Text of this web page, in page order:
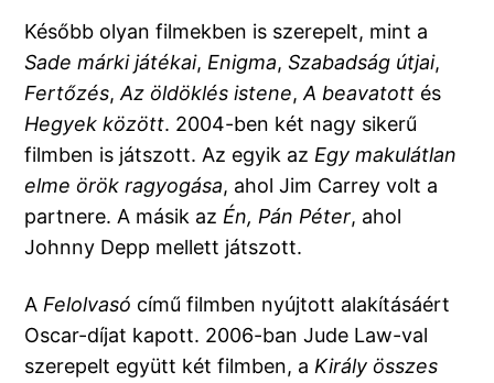
Később olyan filmekben is szerepelt, mint a
Sade márki játékai, Enigma,Szabadság útjai,
Fertőzés,Az öldöklés istene,A beavatott és
Hegyek között. 2004-ben két nagy sikerű
filmben is játszott. Az egyik az Egy makulátlan
elme örök ragyogása, ahol Jim Carrey volt a
partnere. A másik az Én, Pán Péter, ahol
Johnny Depp mellett játszott.
A Felolvasó című filmben nyújtott alakításáért
Oscar-díjat kapott. 2006-ban Jude Law-val
szerepelt együtt két filmben, a Király összes